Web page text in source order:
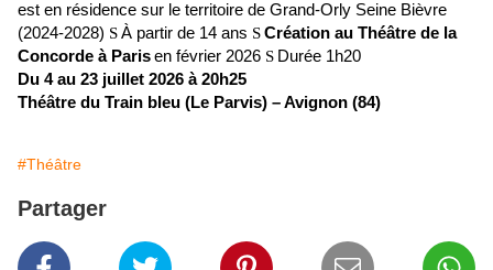
est en résidence sur le territoire de Grand-Orly Seine Bièvre
(2024-2028) SÀ partir de 14 ans SCréation au Théâtre de la
Concorde à Parisen février 2026 S Durée 1h20
Du 4 au 23 juillet 2026 à 20h25
Théâtre du Train bleu (Le Parvis) – Avignon (84)
#Théâtre
Partager